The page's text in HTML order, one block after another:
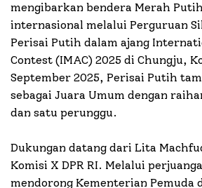
mengibarkan bendera Merah
internasional melalui Perguruan
Perisai Putih dalam ajang
Contest (IMAC) 2025 di Chungju,
September 2025, Perisai Putih
sebagai Juara Umum dengan
dan satu perunggu.
Dukungan datang dari Lita
Komisi X DPR RI. Melalui
mendorong Kementerian Pemuda